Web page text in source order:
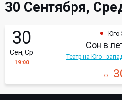
30 Сентября,
30
Сен, Ср
19:00
Сон в
Театр на Юго -
от